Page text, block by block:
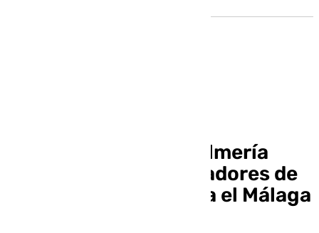
Los aficionados del Almería
despedirán a sus jugadores de
cara al choque contra el Málaga